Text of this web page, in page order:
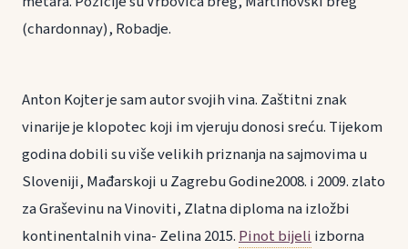
(chardonnay), Robadje.
Anton Kojter je sam autor svojih vina. Zaštitni znak
vinarije je klopotec koji im vjeruju donosi sreću. Tijekom
godina dobili su više velikih priznanja na sajmovima u
Sloveniji, Mađarskoji u Zagrebu Godine2008. i 2009. zlato
za Graševinu na Vinoviti, Zlatna diploma na izložbi
kontinentalnih vina- Zelina 2015.Pinot bijeliizborna